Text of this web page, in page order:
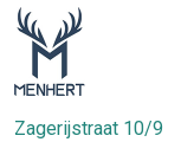
Zagerijstraat 10/9